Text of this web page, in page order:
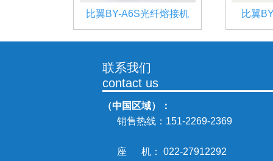
比翼BY-A6S光纤熔接机 比翼
联系我们
contact us
（中国区域）：
销售热线： 151-2269-2369
座 机： 022-27912292